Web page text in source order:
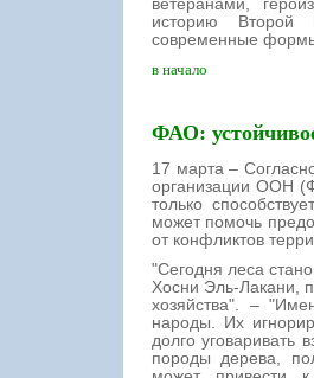
ветеранами,
историю Второй
современные
в начало
ФАО:
17 марта –
организации ООН
только
может помочь
от конфликтов
"Сегодня леса
Хосни Эль-Лакани,
хозяйства". –
народы. Их
долго уговаривать
породы дерева,